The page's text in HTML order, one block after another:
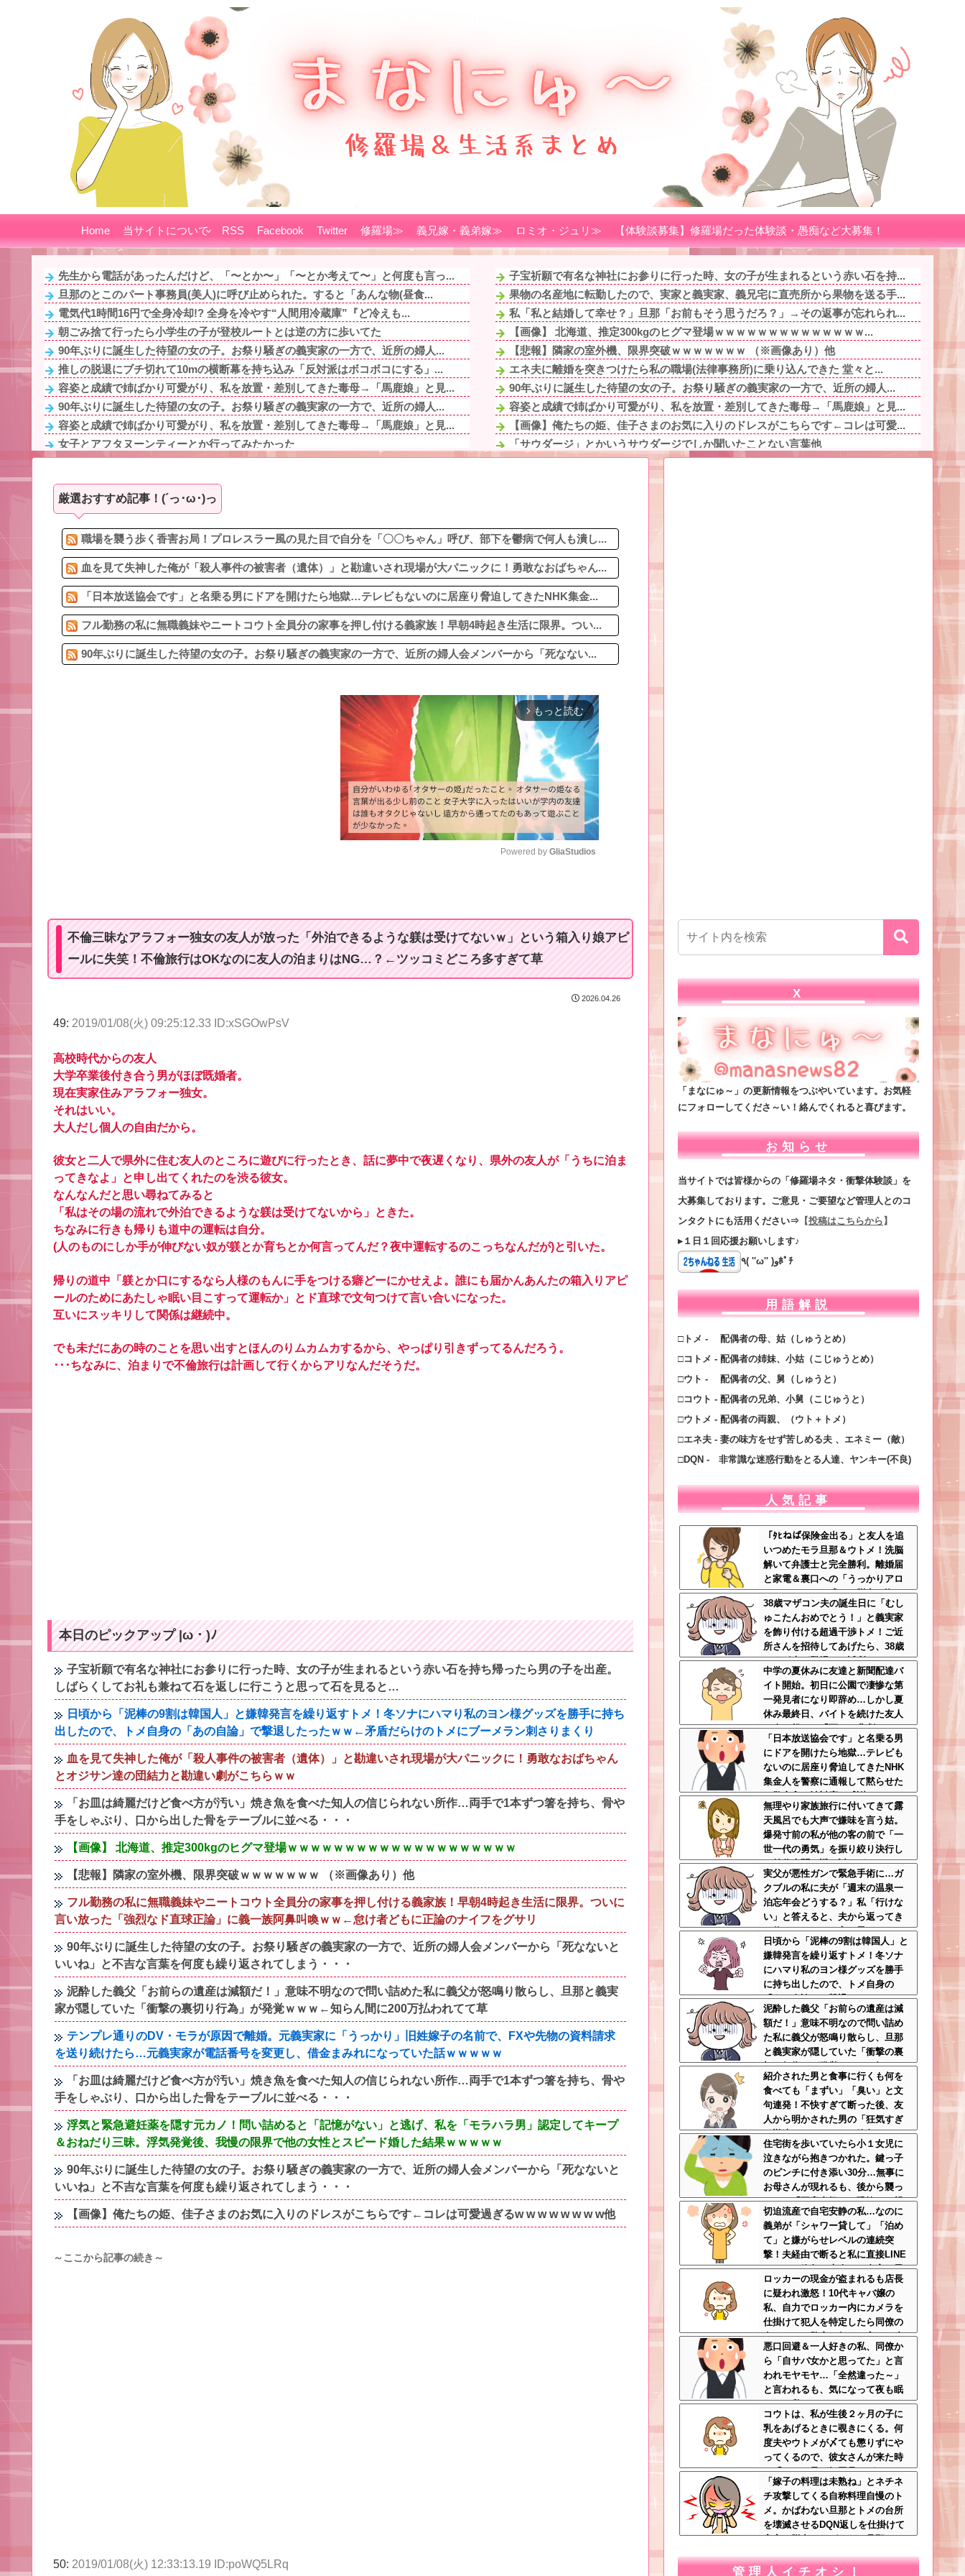
Home 当サイトについて RSS Facebook Twitter 修羅場≫ 義兄嫁・義弟嫁≫ ロミオ・ジュリ≫ 【体験談募集】修羅場だった体験談・愚痴など大募集！
先生から電話があったんだけど、「〜とか〜」「〜とか考えて〜」と何度も言っ...
旦那のとこのパート事務員(美人)に呼び止められた。すると「あんな物(昼食...
電気代1時間16円で全身冷却!? 全身を冷やす“人間用冷蔵庫”『ど冷えも...
朝ごみ捨て行ったら小学生の子が登校ルートとは逆の方に歩いてた
90年ぶりに誕生した待望の女の子。お祭り騒ぎの義実家の一方で、近所の婦人...
推しの脱退にブチ切れて10mの横断幕を持ち込み「反対派はボコボコにする」...
容姿と成績で姉ばかり可愛がり、私を放置・差別してきた毒母→「馬鹿娘」と見...
90年ぶりに誕生した待望の女の子。お祭り騒ぎの義実家の一方で、近所の婦人...
容姿と成績で姉ばかり可愛がり、私を放置・差別してきた毒母→「馬鹿娘」と見...
女子とアフタヌーンティーとか行ってみたかった
容姿と成績で姉ばかり可愛がり、私を放置・差別してきた毒母→「馬鹿娘」と見...
「ﾀﾋねば保険金出る」と友人を追いつめたモラ旦那＆ウトメ！洗脳解いて弁護...
「ﾀﾋねば保険金出る」と友人を追いつめたモラ旦那＆ウトメ！洗脳解いて弁護...
子どもが中学受験してる知り合い、たくさん受けさせてるけど合格したの通えな...
子宝祈願で有名な神社にお参りに行った時、女の子が生まれるという赤い石を持...
果物の名産地に転勤したので、実家と義実家、義兄宅に直売所から果物を送る手...
私「私と結婚して幸せ？」旦那「お前もそう思うだろ？」→その返事が忘れられ...
【画像】 北海道、推定300kgのヒグマ登場ｗｗｗｗｗｗｗｗｗｗｗｗｗｗ...
【悲報】隣家の室外機、限界突破ｗｗｗｗｗｗｗ （※画像あり）他
エネ夫に離婚を突きつけたら私の職場(法律事務所)に乗り込んできた 堂々と...
90年ぶりに誕生した待望の女の子。お祭り騒ぎの義実家の一方で、近所の婦人...
容姿と成績で姉ばかり可愛がり、私を放置・差別してきた毒母→「馬鹿娘」と見...
【画像】俺たちの姫、佳子さまのお気に入りのドレスがこちらです←コレは可愛...
「サウダージ」とかいうサウダージでしか聞いたことない言葉他
【ウマ娘】セイちゃんとアイちゃんの作接皆カプ他
厳選おすすめ記事！(´っ･ω･)っ
職場を襲う歩く香害お局！プロレスラー風の見た目で自分を「〇〇ちゃん」呼び、部下を鬱病で何人も潰し...
血を見て失神した俺が「殺人事件の被害者（遺体）」と勘違いされ現場が大パニックに！勇敢なおばちゃん...
「日本放送協会です」と名乗る男にドアを開けたら地獄…テレビもないのに居座り脅迫してきたNHK集金...
フル勤務の私に無職義妹やニートコウト全員分の家事を押し付ける義家族！早朝4時起き生活に限界。つい...
90年ぶりに誕生した待望の女の子。お祭り騒ぎの義実家の一方で、近所の婦人会メンバーから「死なない...
arrow_forward_ios もっと読む
t
Powered by GliaStudios
不倫三昧なアラフォー独女の友人が放った「外泊できるような躾は受けてないｗ」という箱入り娘アピ
ールに失笑！不倫旅行はOKなのに友人の泊まりはNG…？←ツッコミどころ多すぎて草
2026.04.26
49: 2019/01/08(火) 09:25:12.33 ID:xSGOwPsV
高校時代からの友人
大学卒業後付き合う男がほぼ既婚者。
現在実家住みアラフォー独女。
それはいい。
大人だし個人の自由だから。
彼女と二人で県外に住む友人のところに遊びに行ったとき、話に夢中で夜遅くなり、県外の友人が「うちに泊ま
ってきなよ」と申し出てくれたのを渋る彼女。
なんなんだと思い尋ねてみると
「私はその場の流れで外泊できるような躾は受けてないから」ときた。
ちなみに行きも帰りも道中の運転は自分。
(人のものにしか手が伸びない奴が躾とか育ちとか何言ってんだ？夜中運転するのこっちなんだが)と引いた。
帰りの道中「躾とか口にするなら人様のもんに手をつける癖どーにかせえよ。誰にも届かんあんたの箱入りアピ
ールのためにあたしゃ眠い目こすって運転か」とド直球で文句つけて言い合いになった。
互いにスッキリして関係は継続中。
でも未だにあの時のことを思い出すとほんのりムカムカするから、やっぱり引きずってるんだろう。
･･･ちなみに、泊まりで不倫旅行は計画して行くからアリなんだそうだ。
本日のピックアップ |ω・)ﾉ
子宝祈願で有名な神社にお参りに行った時、女の子が生まれるという赤い石を持ち帰ったら男の子を出産。
しばらくしてお礼も兼ねて石を返しに行こうと思って石を見ると…
日頃から「泥棒の9割は韓国人」と嫌韓発言を繰り返すトメ！冬ソナにハマり私のヨン様グッズを勝手に持ち
出したので、トメ自身の「あの自論」で撃退したったｗｗ←矛盾だらけのトメにブーメラン刺さりまくり
血を見て失神した俺が「殺人事件の被害者（遺体）」と勘違いされ現場が大パニックに！勇敢なおばちゃん
とオジサン達の団結力と勘違い劇がこちらｗｗ
「お皿は綺麗だけど食べ方が汚い」焼き魚を食べた知人の信じられない所作…両手で1本ずつ箸を持ち、骨や
手をしゃぶり、口から出した骨をテーブルに並べる・・・
【画像】 北海道、推定300kgのヒグマ登場ｗｗｗｗｗｗｗｗｗｗｗｗｗｗｗｗｗｗｗｗ
【悲報】隣家の室外機、限界突破ｗｗｗｗｗｗｗ （※画像あり）他
フル勤務の私に無職義妹やニートコウト全員分の家事を押し付ける義家族！早朝4時起き生活に限界。ついに
言い放った「強烈なド直球正論」に義一族阿鼻叫喚ｗｗ←怠け者どもに正論のナイフをグサリ
90年ぶりに誕生した待望の女の子。お祭り騒ぎの義実家の一方で、近所の婦人会メンバーから「死なないと
いいね」と不吉な言葉を何度も繰り返されてしまう・・・
泥酔した義父「お前らの遺産は減額だ！」意味不明なので問い詰めた私に義父が怒鳴り散らし、旦那と義実
家が隠していた「衝撃の裏切り行為」が発覚ｗｗｗ←知らん間に200万払われてて草
テンプレ通りのDV・モラが原因で離婚。元義実家に「うっかり」旧姓嫁子の名前で、FXや先物の資料請求
を送り続けたら…元義実家が電話番号を変更し、借金まみれになっていた話ｗｗｗｗｗ
「お皿は綺麗だけど食べ方が汚い」焼き魚を食べた知人の信じられない所作…両手で1本ずつ箸を持ち、骨や
手をしゃぶり、口から出した骨をテーブルに並べる・・・
浮気と緊急避妊薬を隠す元カノ！問い詰めると「記憶がない」と逃げ、私を「モラハラ男」認定してキープ
＆おねだり三昧。浮気発覚後、我慢の限界で他の女性とスピード婚した結果ｗｗｗｗｗ
90年ぶりに誕生した待望の女の子。お祭り騒ぎの義実家の一方で、近所の婦人会メンバーから「死なないと
いいね」と不吉な言葉を何度も繰り返されてしまう・・・
【画像】俺たちの姫、佳子さまのお気に入りのドレスがこちらです←コレは可愛過ぎるw w w w w w w w他
～ここから記事の続き～
50: 2019/01/08(火) 12:33:13.19 ID:poWQ5LRq
X
「まなにゅ～」の更新情報をつぶやいています。お気軽
にフォローしてくださ～い！絡んでくれると喜びます。
お知らせ
当サイトでは皆様からの「修羅場ネタ・衝撃体験談」を
大募集しております。ご意見・ご要望など管理人とのコ
ンタクトにも活用ください⇒ 【投稿はこちらから 】
▸１日１回応援お願いします♪
٩( ''ω'' )وﾎﾟﾁ
用語解説
□トメ - 配偶者の母、姑（しゅうとめ）
□コトメ - 配偶者の姉妹、小姑（こじゅうとめ）
□ウト - 配偶者の父、舅（しゅうと）
□コウト - 配偶者の兄弟、小舅（こじゅうと）
□ウトメ - 配偶者の両親、（ウト＋トメ）
□エネ夫 - 妻の味方をせず苦しめる夫 、エネミー（敵）
□DQN - 非常識な迷惑行動をとる人達、ヤンキー(不良)
人気記事
「ﾀﾋねば保険金出る」と友人を追
いつめたモラ旦那＆ウトメ！洗脳
解いて弁護士と完全勝利。離婚届
と家電＆裏口への「うっかりアロ
ンアルファ」を残して脱出←悔し
泣きしながらやることがエグくて
草
38歳マザコン夫の誕生日に「むし
ゅこたんおめでとう！」と義実家
を飾り付ける超過干渉トメ！ご近
所さんを招待してあげたら、38歳
メタボ夫が登場して近所のおじい
さんが大爆発する事態に
中学の夏休みに友達と新聞配達バ
イト開始。初日に公園で凄惨な第
一発見者になり即辞め…しかし夏
休み最終日、バイトを続けた友人
の身に起きた「更なる悲劇」←こ
のバイト先、呪われすぎだろ
「日本放送協会です」と名乗る男
にドアを開けたら地獄…テレビも
ないのに居座り脅迫してきたNHK
集金人を警察に通報して黙らせた
←警察官の神対応に感謝しかない
無理やり家族旅行に付いてきて露
天風呂でも大声で嫌味を言う姑。
爆発寸前の私が他の客の前で「一
世一代の勇気」を振り絞り決行し
た前代未聞の返り討ちがこちら←
身体を張った捨て身の反撃すぎる
実父が悪性ガンで緊急手術に…ガ
クブルの私に夫が「週末の温泉一
泊忘年会どうする？」私「行けな
い」と答えると、夫から返ってき
た信じられない一言←子どもたち
の方が何倍も常識的で泣ける
日頃から「泥棒の9割は韓国人」と
嫌韓発言を繰り返すトメ！冬ソナ
にハマり私のヨン様グッズを勝手
に持ち出したので、トメ自身の
「あの自論」で撃退したったｗｗ
←矛盾だらけのトメにブーメラン
刺さりまくり
泥酔した義父「お前らの遺産は減
額だ！」意味不明なので問い詰め
た私に義父が怒鳴り散らし、旦那
と義実家が隠していた「衝撃の裏
切り行為」が発覚ｗｗｗ←知らん
間に200万払われてて草
紹介された男と食事に行くも何を
食べても「まずい」「臭い」と文
句連発！不快すぎて断った後、友
人から明かされた男の「狂気すぎ
る勘違いシナリオ」に絶句ｗｗ←
手料理食べたいなら素直に言え
住宅街を歩いていたら小１女児に
泣きながら抱きつかれた。鍵っ子
のピンチに付き添い30分…無事に
お母さんが現れるも、後から襲っ
てきた「不審者扱いの恐怖」←親
切心が裏目に出るかもしれない世
の中怖すぎる
切迫流産で自宅安静の私…なのに
義弟が「シャワー貸して」「泊め
て」と嫌がらせレベルの連続突
撃！夫経由で断ると私に直接LINE
してきて絶句←大人しく自宅の風
呂に入れよ
ロッカーの現金が盗まれるも店長
に疑われ激怒！10代キャバ嬢の
私、自力でロッカー内にカメラを
仕掛けて犯人を特定したら同僚の
女だった…警察へ行くと言って止
められ、加害者に泣かれながら大
揉めして・・・
悪口回避＆一人好きの私、同僚か
ら「自サバ女かと思ってた」と言
われモヤモヤ…「全然違った～」
と言われるも、気になって夜も眠
れない私はどこがサバサバ？←ネ
チネチ気にしてる時点で自サバじ
ゃない
コウトは、私が生後２ヶ月の子に
乳をあげるときに覗きにくる。何
度夫やウトメが〆ても懲りずにや
ってくるので、彼女さんが来た時
に「コウト君が毎回見たがるのよ
～ｗ」と言うと、彼女さん鬼の形
相でコウトの元へｗ
「嫁子の料理は未熟ね」とネチネ
チ攻撃してくる自称料理自慢のト
メ。かばわない旦那とトメの台所
を壊滅させるDQN返しを仕掛けて
実家に脱出←かばわない旦那も一
管理人イチオシ！